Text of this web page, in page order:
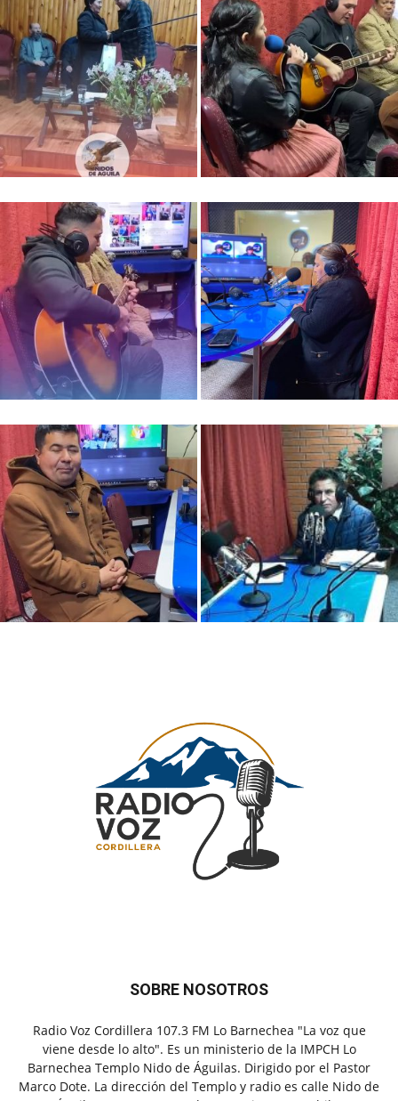
SOBRE NOSOTROS
Radio Voz Cordillera 107.3 FM Lo Barnechea "La voz que
viene desde lo alto". Es un ministerio de la IMPCH Lo
Barnechea Templo Nido de Águilas. Dirigido por el Pastor
Marco Dote. La dirección del Templo y radio es calle Nido de